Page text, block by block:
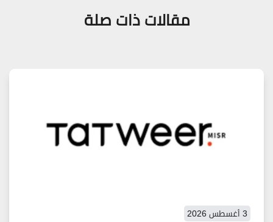
مقالات ذات صلة
3 أغسطس 2026